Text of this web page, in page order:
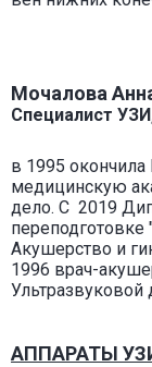
Мочалова
Специалист
в 1995
медицинскую
дело. С 2019
переподготовке
Акушерство и
1996 врач-
Ультразвуковой
АППАРАТЫ